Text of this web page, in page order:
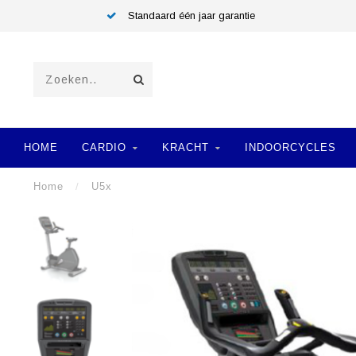
Standaard één jaar garantie
HOME CARDIO KRACHT INDOORCYCLES
Home / U5x